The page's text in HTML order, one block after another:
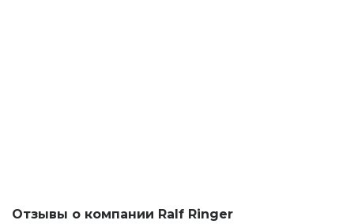
Отзывы о компании Ralf Ringer